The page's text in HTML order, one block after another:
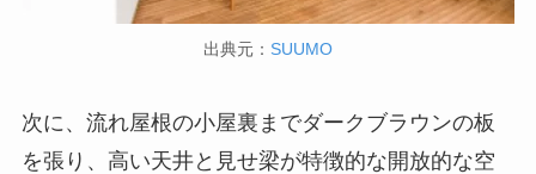
出典元： SUUMO
次に、流れ屋根の小屋裏までダークブラウンの板
を張り、高い天井と見せ梁が特徴的な開放的な空